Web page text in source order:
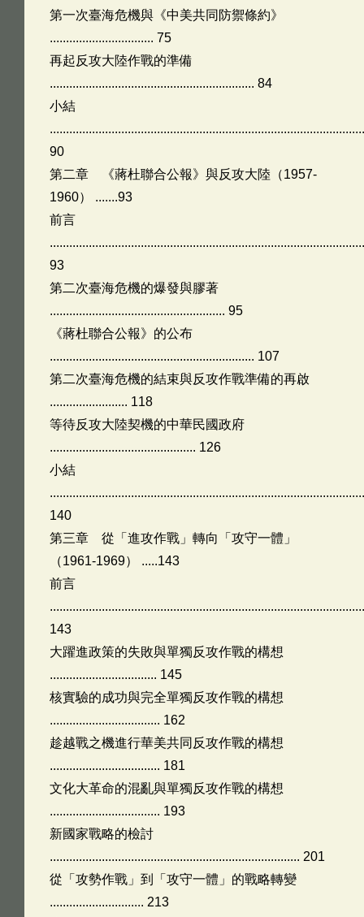
第一次臺海危機與《中美共同防禦條約》
................................ 75
再起反攻大陸作戰的準備
............................................................... 84
小結
90
第二章 《蔣杜聯合公報》與反攻大陸（1957-
1960） .......93
前言
93
第二次臺海危機的爆發與膠著
...................................................... 95
《蔣杜聯合公報》的公布
............................................................... 107
第二次臺海危機的結束與反攻作戰準備的再啟
........................ 118
等待反攻大陸契機的中華民國政府
............................................. 126
小結
140
第三章 從「進攻作戰」轉向「攻守一體」
（1961-1969） .....143
前言
143
大躍進政策的失敗與單獨反攻作戰的構想
................................. 145
核實驗的成功與完全單獨反攻作戰的構想
.................................. 162
趁越戰之機進行華美共同反攻作戰的構想
.................................. 181
文化大革命的混亂與單獨反攻作戰的構想
.................................. 193
新國家戰略的檢討
............................................................................. 201
從「攻勢作戰」到「攻守一體」的戰略轉變
............................. 213